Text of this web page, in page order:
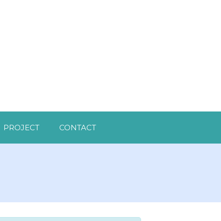
PROJECT CONTACT